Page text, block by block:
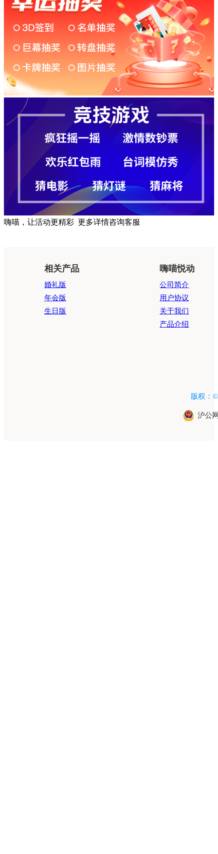
嗨喵，让活动更精彩 更多详情咨询客服
相关产品
婚礼版
年会版
生日版
嗨喵悦动
公司简介
用户协议
关于我们
产品介绍
版权：
沪公